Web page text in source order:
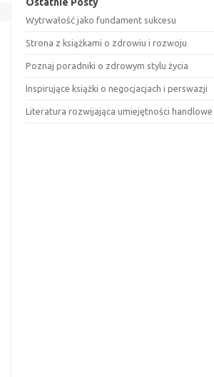
Wytrwałość jako fundament sukcesu
Strona z książkami o zdrowiu i rozwoju
Poznaj poradniki o zdrowym stylu życia
Inspirujące książki o negocjacjach i perswazji
Literatura rozwijająca umiejętności handlowe